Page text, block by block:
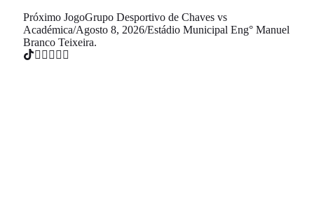
Próximo JogoGrupo Desportivo de Chaves vs
Académica/Agosto 8, 2026/Estádio Municipal Eng° Manuel
Branco Teixeira.